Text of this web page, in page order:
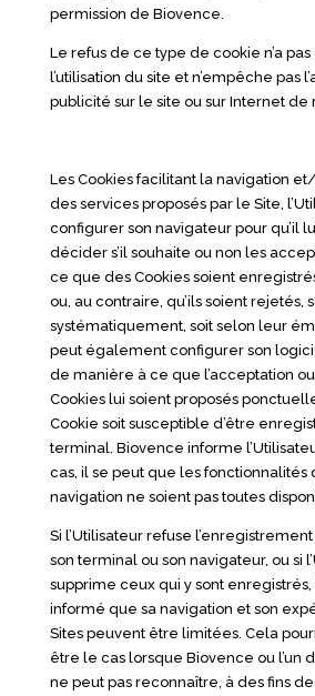
permission de Biovence.
Le refus de ce type de cookie n’a pas
l’utilisation du site et n’empêche pas
publicité sur le site ou sur Internet
Les Cookies facilitant la navigation
des services proposés par le Site,
configurer son navigateur pour qu’il
décider s’il souhaite ou non les
ce que des Cookies soient
ou, au contraire, qu’ils soient rejetés,
systématiquement, soit selon leur
peut également configurer son
de manière à ce que l’acceptation
Cookies lui soient proposés
Cookie soit susceptible d’être
terminal. Biovence informe
cas, il se peut que les fonctionnalités
navigation ne soient pas toutes
Si l’Utilisateur refuse
son terminal ou son navigateur, ou si
supprime ceux qui y sont enregistrés,
informé que sa navigation et son
Sites peuvent être limitées. Cela
être le cas lorsque Biovence ou l’un
ne peut pas reconnaître, à des fins